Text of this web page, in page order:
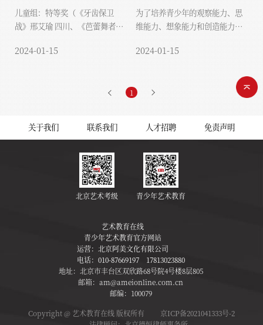
儿童组：特等奖（《牙齿保卫
战》邢艾瑜 四川、《芭蕾舞者》
2024-01-15
为了培养青少年的观察能力、思
维能力、想象能力和创造能力，
2024-01-15
1
关于我们 联系我们 人才招聘 免责声明
北京艺术考级 青少年艺术教育
艺术教育在线
青少年艺术教育官方网站
运营： 北京阿美文化有限公司
电话： 010-87669197 17813023880
地址：北京市丰台区双欣路68号院4号楼8层805
邮箱：am@ameionline.com.cn
邮编：100079
Copyright @ 艺术教育在线 版权所有
京ICP备2021041333号-2